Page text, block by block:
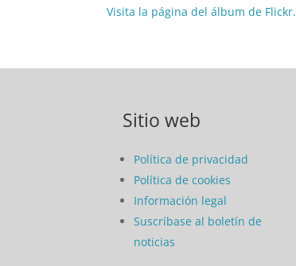
Visita la página del álbum de Flickr.
Sitio web
Política de privacidad
Política de cookies
Información legal
Suscríbase al boletín de
noticias